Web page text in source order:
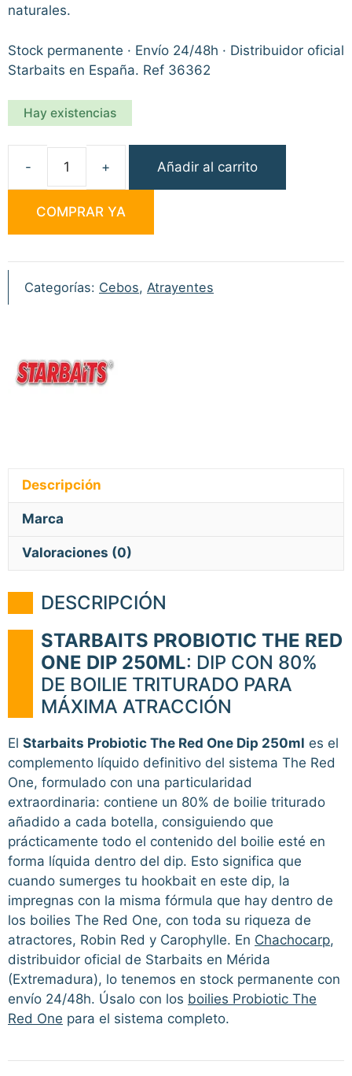
naturales.
Stock permanente · Envío 24/48h · Distribuidor oficial
Starbaits en España. Ref 36362
Hay existencias
Starbaits
Probiotic
The
Red
250ml
Añadir al carrito
COMPRAR YA
Categorías: Cebos, Atrayentes
Descripción
Marca
Valoraciones (0)
DESCRIPCIÓN
STARBAITS PROBIOTIC THE RED
ONE DIP 250ML: DIP CON 80%
DE BOILIE TRITURADO PARA
MÁXIMA ATRACCIÓN
El Starbaits Probiotic The Red One Dip 250ml es el
complemento líquido definitivo del sistema The Red
One, formulado con una particularidad
extraordinaria: contiene un 80% de boilie triturado
añadido a cada botella, consiguiendo que
prácticamente todo el contenido del boilie esté en
forma líquida dentro del dip. Esto significa que
cuando sumerges tu hookbait en este dip, la
impregnas con la misma fórmula que hay dentro de
los boilies The Red One, con toda su riqueza de
atractores, Robin Red y Carophylle. En Chachocarp,
distribuidor oficial de Starbaits en Mérida
(Extremadura), lo tenemos en stock permanente con
envío 24/48h. Úsalo con los boilies Probiotic The
Red One para el sistema completo.